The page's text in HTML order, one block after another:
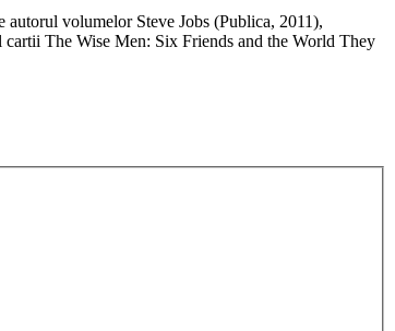
volumelor Steve Jobs (Publica, 2011),
The Wise Men: Six Friends and the World They